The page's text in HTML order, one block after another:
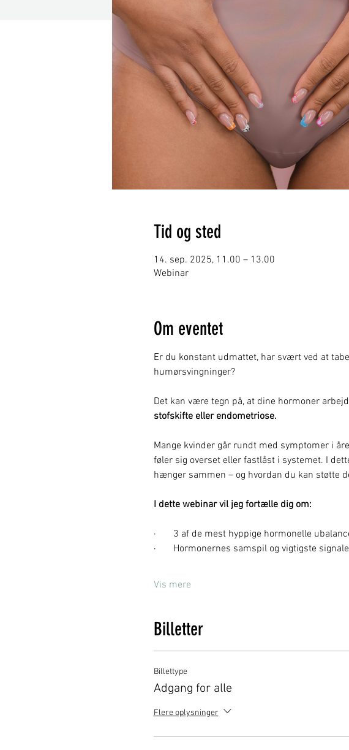
Tid og sted
14. sep. 2025, 11.00 – 13.00
Webinar
Om eventet
Er du konstant udmattet, har svært ved at
humørsvingninger?
Det kan være tegn på, at dine hormoner
stofskifte eller endometriose.
Mange kvinder går rundt med symptomer i
føler sig overset eller fastlåst i systemet. I
hænger sammen – og hvordan du kan støtte
I dette webinar vil jeg fortælle dig om:
·       3 af de mest hyppige hormonelle
·       Hormonernes samspil og vigtigste
Vis mere
Billetter
Billettype
Adgang for alle
Flere oplysninger